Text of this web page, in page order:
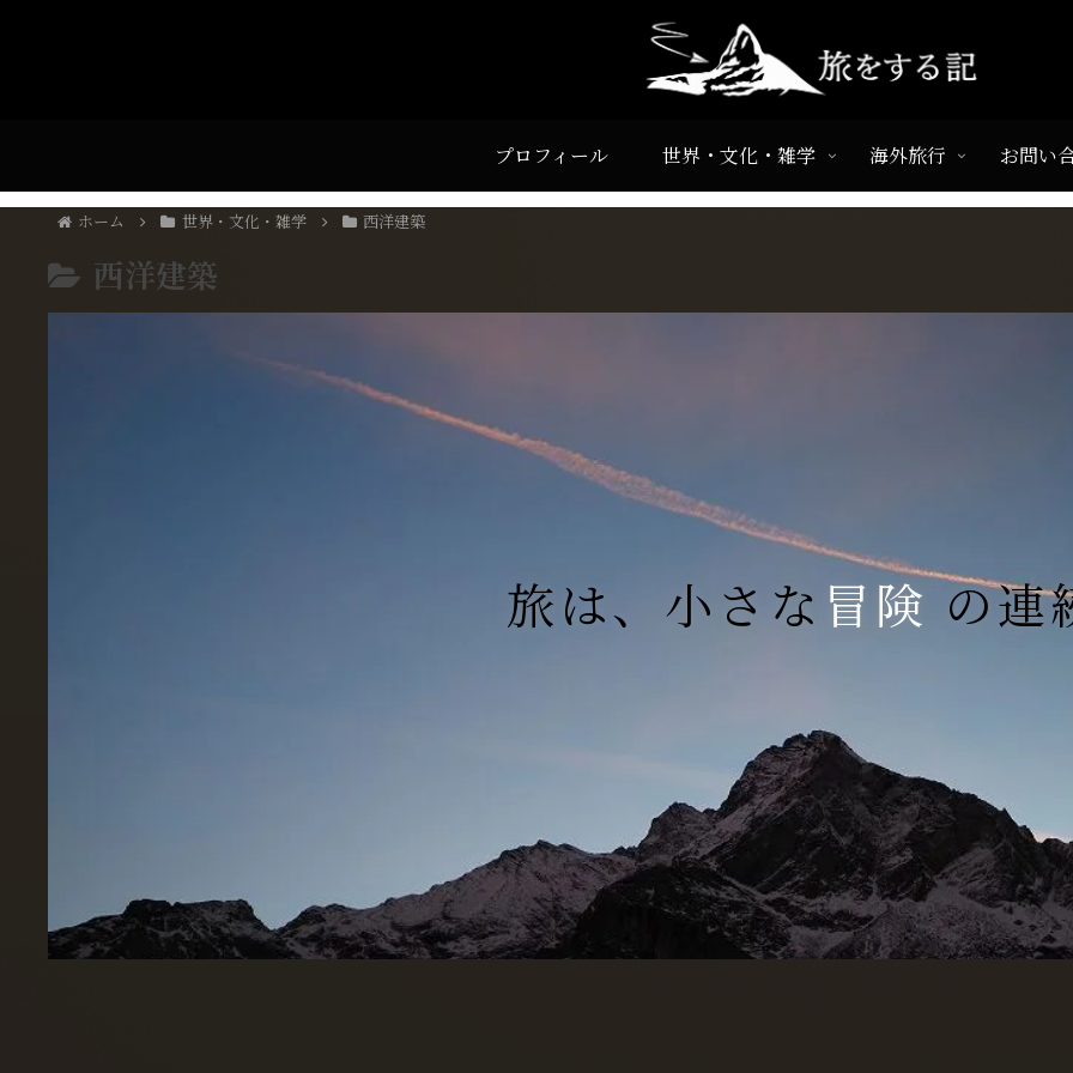
プロフィール 世界・文化・雑学 海外旅行 お問い
ホーム 世界・文化・雑学 西洋建築
西洋建築
旅は、小さな 冒険 の連